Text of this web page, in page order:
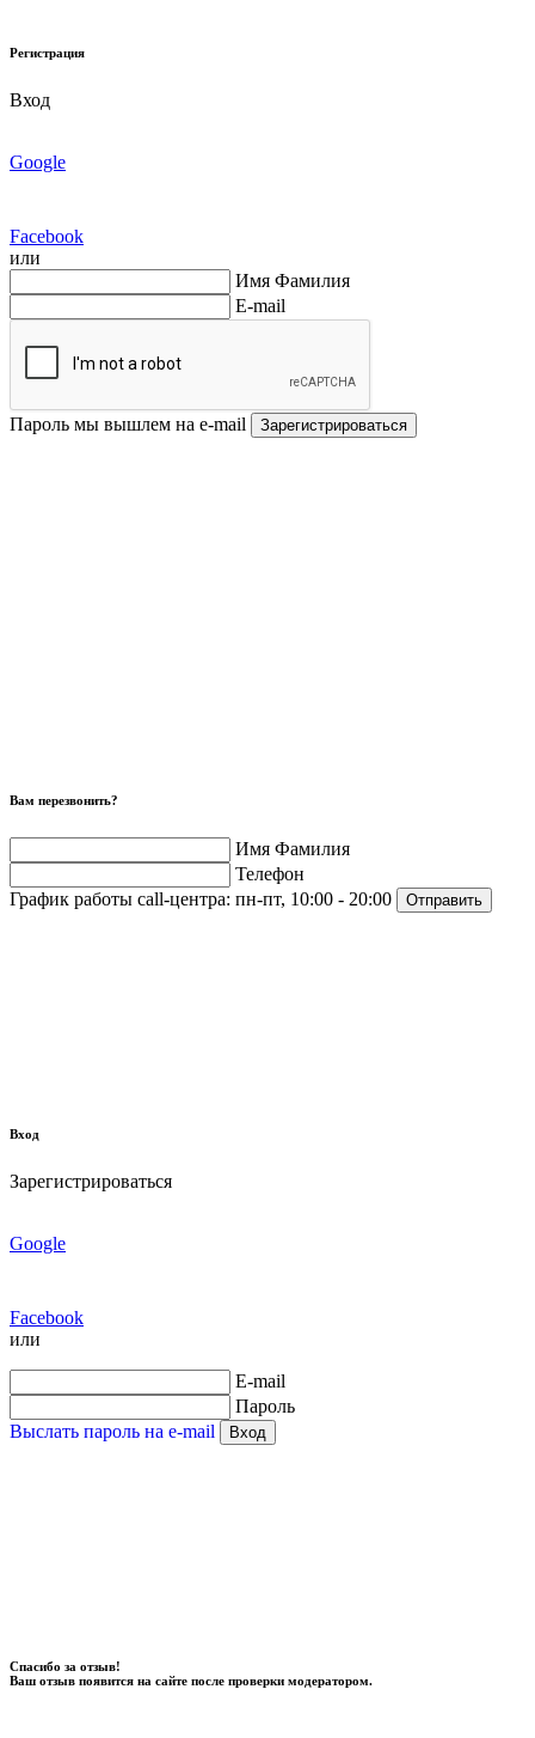
Регистрация
Вход
Google
Facebook
или
Имя Фамилия
E-mail
Пароль мы вышлем на e-mail Зарегистрироваться
Вам перезвонить?
Имя Фамилия
Телефон
График работы call-центра: пн-пт, 10:00 - 20:00 Отправить
Вход
Зарегистрироваться
Google
Facebook
или
E-mail
Пароль
Выслать пароль на e-mail
Вход
Спасибо за отзыв!
Ваш отзыв появится на сайте после проверки модератором.